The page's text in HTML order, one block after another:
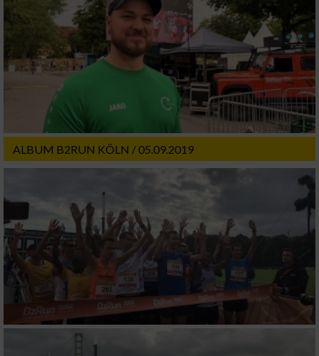
ALBUM B2RUN KÖLN / 05.09.2019
Verwendung von Profilen zur Auswahl
personalisierter Werbung
Erstellung von Profilen zur Personalisierung
von Inhalten
Verwendung von Profilen zur Auswahl
personalisierter Inhalte
Messung der Werbeleistung
Messung der Performance von Inhalten
Analyse von Zielgruppen durch Statistiken
oder Kombinationen von Daten aus
verschiedenen Quellen
Entwicklung und Verbesserung der Angebote
Verwendung reduzierter Daten zur Auswahl